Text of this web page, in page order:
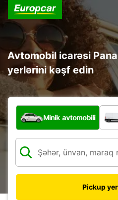
Avtomobil icarəsi
yerlərini kəşf edin
Hansı növ nəqliyyat
Minik avtomobili
Pickup